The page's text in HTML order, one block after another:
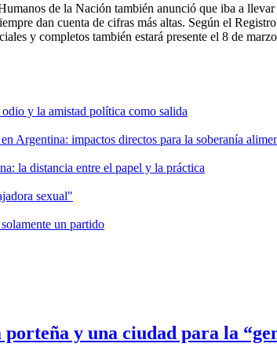
de la Nación también anunció que iba a
dan cuenta de cifras más altas. Según el
y completos también estará presente el 8 de
y la amistad política como salida
Argentina: impactos directos para la soberanía
la distancia entre el papel y la práctica
sexual"
un partido
y una ciudad para la